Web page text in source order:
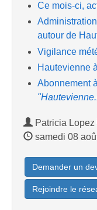
Ce mois-ci,
autour de
Vigilance
Hautevienne
Abonnement
Patricia Lopez
samedi 08
Demander un
Rejoindre le